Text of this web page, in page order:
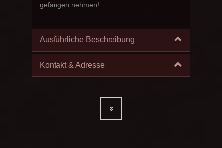
gefangen nehmen!
Ausführliche Beschreibung
Kontakt & Adresse